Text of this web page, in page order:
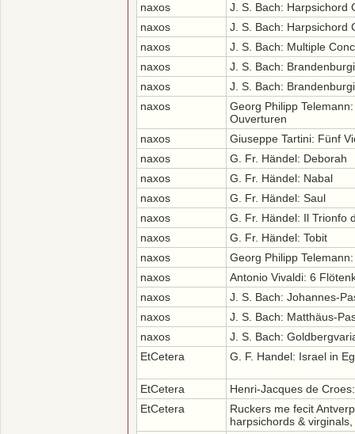
naxos
J. S. Bach: Harpsichord
naxos
J. S. Bach: Harpsichord
naxos
J. S. Bach: Multiple
naxos
J. S. Bach:
naxos
J. S. Bach:
naxos
Georg Philipp
Ouverturen
naxos
Giuseppe Tartini: Fünf
naxos
G. Fr. Händel: Deborah
naxos
G. Fr. Händel: Nabal
naxos
G. Fr. Händel: Saul
naxos
G. Fr. Händel: Il Trionfo
naxos
G. Fr. Händel: Tobit
naxos
Georg Philipp
naxos
Antonio Vivaldi: 6
naxos
J. S. Bach: Johannes-
naxos
J. S. Bach: Matthäus-
naxos
J. S. Bach:
EtCetera
G. F. Handel: Israel in
EtCetera
Henri-Jacques de
EtCetera
Ruckers me fecit
harpsichords &